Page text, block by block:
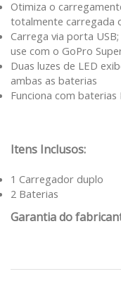
Otimiza o
totalmente carregada
Carrega via porta
use com o GoPro
Duas luzes de LED
ambas as baterias
Funciona com
Itens Inclusos:
1 Carregador duplo
2 Baterias
Garantia do